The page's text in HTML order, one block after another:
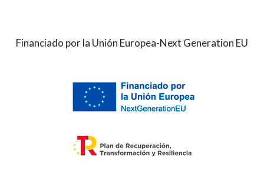
Financiado por la Unión Europea-Next Generation EU